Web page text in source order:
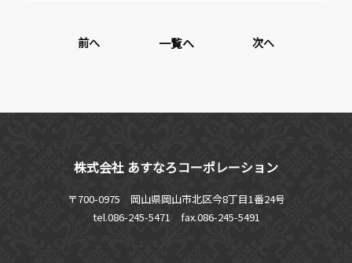
前へ 一覧へ 次へ
株式会社 あすなろコーポレーション
〒700-0975 岡山県岡山市北区今8丁目1番24号
tel.086-245-5471
fax.086-245-5491